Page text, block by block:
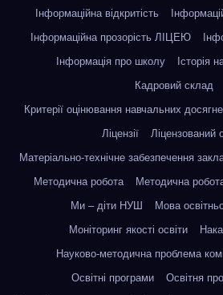
Інформаційна відкритість
Інформаційна прозорість ЛІЦЕЮ
Інформація про школу
Історія
Кадровий склад
Критерії оцінювання навчальних
Ліцензії
Ліцензований
Матеріально-технічне забезпечення
Методична робота
Методична
Ми – діти НУШ
Мова
Моніторинг якості освіти
Науково-методична проблема
Освітні програми
Освітня